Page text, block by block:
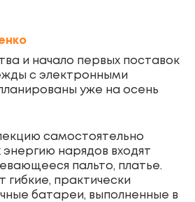
и начало первых поставок
с электронными
уже на осень
самостоятельно
нарядов входят
пальто, платье.
практически
батареи, выполненные в